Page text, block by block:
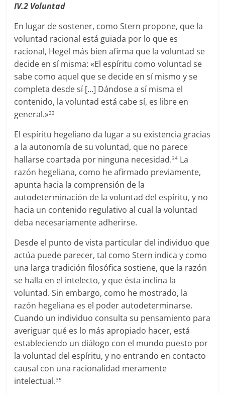
IV.2 Voluntad
En lugar de sostener, como Stern propone, que la
voluntad racional está guiada por lo que es
racional, Hegel más bien afirma que la voluntad se
decide en sí misma: «El espíritu como voluntad se
sabe como aquel que se decide en sí mismo y se
completa desde sí […] Dándose a sí misma el
contenido, la voluntad está cabe sí, es libre en
general.»33
El espíritu hegeliano da lugar a su existencia gracias
a la autonomía de su voluntad, que no parece
hallarse coartada por ninguna necesidad.34 La
razón hegeliana, como he afirmado previamente,
apunta hacia la comprensión de la
autodeterminación de la voluntad del espíritu, y no
hacia un contenido regulativo al cual la voluntad
deba necesariamente adherirse.
Desde el punto de vista particular del individuo que
actúa puede parecer, tal como Stern indica y como
una larga tradición filosófica sostiene, que la razón
se halla en el intelecto, y que ésta inclina la
voluntad. Sin embargo, como he mostrado, la
razón hegeliana es el poder autodeterminarse.
Cuando un individuo consulta su pensamiento para
averiguar qué es lo más apropiado hacer, está
estableciendo un diálogo con el mundo puesto por
la voluntad del espíritu, y no entrando en contacto
causal con una racionalidad meramente
intelectual.35